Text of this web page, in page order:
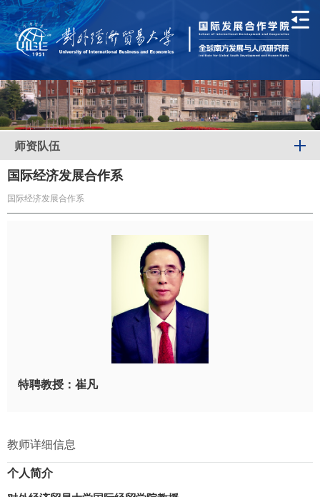
师资队伍
国际经济发展合作系
国际经济发展合作系
特聘教授：崔凡
教师详细信息
个人简介